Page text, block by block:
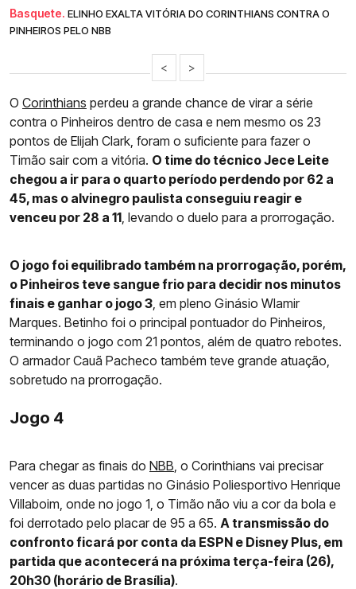
Basquete. ELINHO EXALTA VITÓRIA DO CORINTHIANS CONTRA O
PINHEIROS PELO NBB
< >
O Corinthians perdeu a grande chance de virar a série
contra o Pinheiros dentro de casa e nem mesmo os 23
pontos de Elijah Clark, foram o suficiente para fazer o
Timão sair com a vitória. O time do técnico Jece Leite
chegou a ir para o quarto período perdendo por 62 a
45, mas o alvinegro paulista conseguiu reagir e
venceu por 28 a 11 , levando o duelo para a prorrogação.
O jogo foi equilibrado também na prorrogação, porém,
o Pinheiros teve sangue frio para decidir nos minutos
finais e ganhar o jogo 3 , em pleno Ginásio Wlamir
Marques. Betinho foi o principal pontuador do Pinheiros,
terminando o jogo com 21 pontos, além de quatro rebotes.
O armador Cauã Pacheco também teve grande atuação,
sobretudo na prorrogação.
Jogo 4
Para chegar as finais do NBB , o Corinthians vai precisar
vencer as duas partidas no Ginásio Poliesportivo Henrique
Villaboim, onde no jogo 1, o Timão não viu a cor da bola e
foi derrotado pelo placar de 95 a 65. A transmissão do
confronto ficará por conta da ESPN e Disney Plus, em
partida que acontecerá na próxima terça-feira (26),
20h30 (horário de Brasília).